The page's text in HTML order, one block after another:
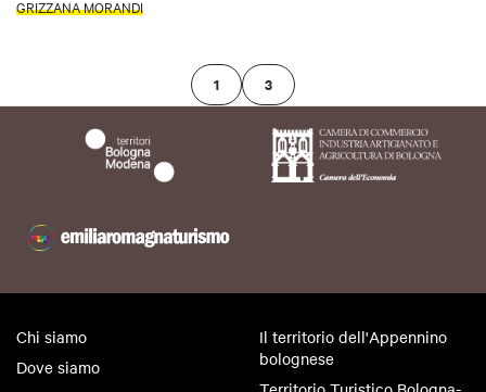
GRIZZANA MORANDI
1 3
Chi siamo
Dove siamo
Il territorio dell'Appennino
bolognese